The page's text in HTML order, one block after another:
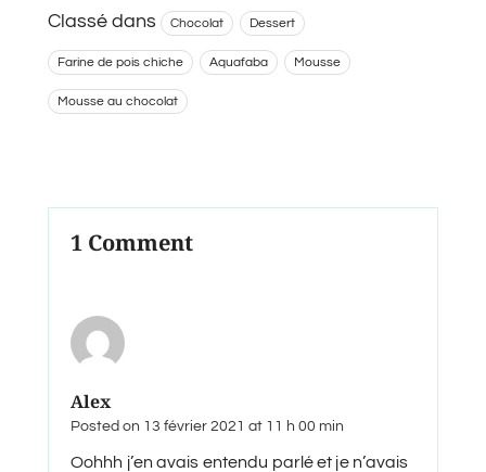
Classé dans Chocolat Dessert
Farine de pois chiche Aquafaba Mousse
Mousse au chocolat
1 Comment
Alex
Posted on 13 février 2021 at 11 h 00 min
Oohhh j’en avais entendu parlé et je n’avais